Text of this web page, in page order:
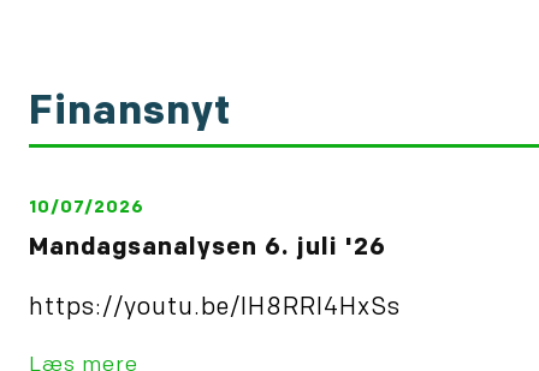
Finansnyt
10/07/2026
Mandagsanalysen 6. juli '26
https://youtu.be/IH8RRl4HxSs
Læs mere